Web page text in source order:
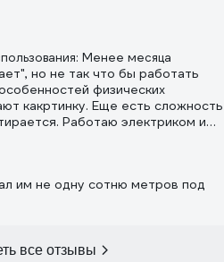
Менее месяца
но не так что бы работать
физических
какртинку. Еще есть сложность
Работаю электриком и
с потолка, где приходится
около 3х недель. Так в целом
им не одну сотню метров под
все отзывы